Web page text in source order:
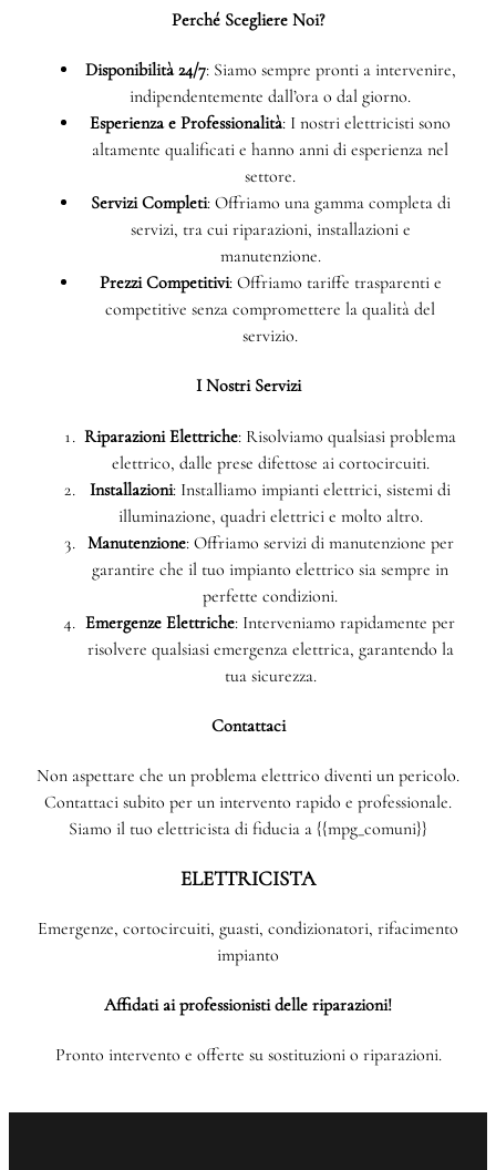
Perché Scegliere Noi?
Disponibilità 24/7: Siamo sempre pronti a intervenire,
indipendentemente dall’ora o dal giorno.
Esperienza e Professionalità: I nostri elettricisti sono
altamente qualificati e hanno anni di esperienza nel
settore.
Servizi Completi: Offriamo una gamma completa di
servizi, tra cui riparazioni, installazioni e
manutenzione.
Prezzi Competitivi: Offriamo tariffe trasparenti e
competitive senza compromettere la qualità del
servizio.
I Nostri Servizi
Riparazioni Elettriche: Risolviamo qualsiasi problema
elettrico, dalle prese difettose ai cortocircuiti.
Installazioni: Installiamo impianti elettrici, sistemi di
illuminazione, quadri elettrici e molto altro.
Manutenzione: Offriamo servizi di manutenzione per
garantire che il tuo impianto elettrico sia sempre in
perfette condizioni.
Emergenze Elettriche: Interveniamo rapidamente per
risolvere qualsiasi emergenza elettrica, garantendo la
tua sicurezza.
Contattaci
Non aspettare che un problema elettrico diventi un pericolo.
Contattaci subito per un intervento rapido e professionale.
Siamo il tuo elettricista di fiducia a {{mpg_comuni}}
ELETTRICISTA
Emergenze, cortocircuiti, guasti, condizionatori, rifacimento
impianto
Affidati ai professionisti delle riparazioni!
Pronto intervento e offerte su sostituzioni o riparazioni.